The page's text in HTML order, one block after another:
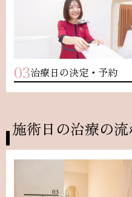
03治療日の決定・予約
施術日の治療の流